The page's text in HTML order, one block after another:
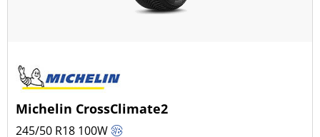
Michelin CrossClimate2
245/50 R18 100W